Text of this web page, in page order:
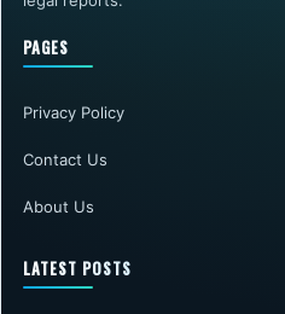
PAGES
Privacy Policy
Contact Us
About Us
LATEST POSTS